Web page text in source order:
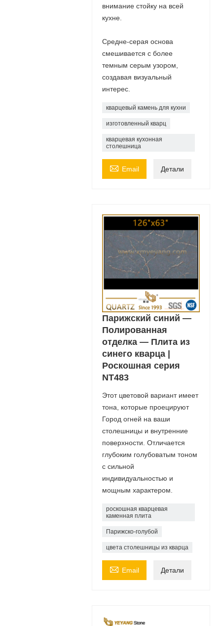
внимание стойку на всей
кухне.
Средне-серая основа
смешивается с более
темным серым узором,
создавая визуальный
интерес.
кварцевый камень для кухни
изготовленный кварц
кварцевая кухонная
столешница
 Email Детали
Парижский синий —
Полированная
отделка — Плита из
синего кварца |
Роскошная серия
NT483
Этот цветовой вариант имеет
тона, которые проецируют
Город огней на ваши
столешницы и внутренние
поверхности. Отличается
глубоким голубоватым тоном
с сильной
индивидуальностью и
мощным характером.
роскошная кварцевая
каменная плита
Парижско-голубой
цвета столешницы из кварца
 Email Детали